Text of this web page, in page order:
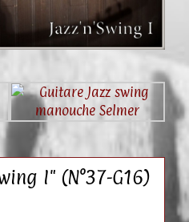
I" (N°37-G16)